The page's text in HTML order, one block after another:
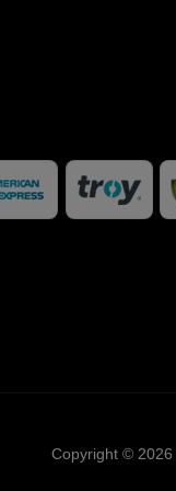
Copyright © 2026